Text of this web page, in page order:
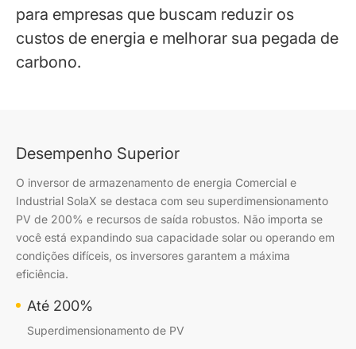
para empresas que buscam reduzir os
custos de energia e melhorar sua pegada de
carbono.
Desempenho Superior
O inversor de armazenamento de energia Comercial e
Industrial SolaX se destaca com seu superdimensionamento
PV de 200% e recursos de saída robustos. Não importa se
você está expandindo sua capacidade solar ou operando em
condições difíceis, os inversores garantem a máxima
eficiência.
Até 200%
Superdimensionamento de PV